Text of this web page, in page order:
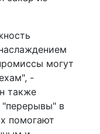
могут
-
также
"перерывы" в
помогают